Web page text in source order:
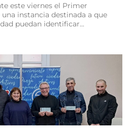
este viernes el Primer
instancia destinada a que
puedan identificar...